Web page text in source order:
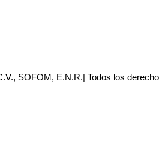
SOFOM, E.N.R.| Todos los